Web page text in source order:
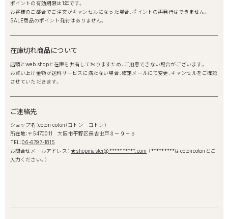
ポイントの有効期限は1年です。
お客様のご都合でご注文がキャンセルになった場合、ポイントの再発行はできません。
SALE商品のポイント発行はありません。
在庫切れ商品について
店頭とweb shopと在庫を共有しておりますため、ご用意できない場合がございます。
お買い上げ金額が送料サービスに満たない場合、確定メールにて変更、キャンセルをご確認
させていただきます。
ご連絡先
ショップ名：coton coton（コトン コトン）
所在地：〒5470011 大阪市平野区長吉出戸８－９－５
TEL：06-6797-1815
お問合せメールアドレス：★shopmaster@**********.com （*********はcotoncotonとご
入力ください。）